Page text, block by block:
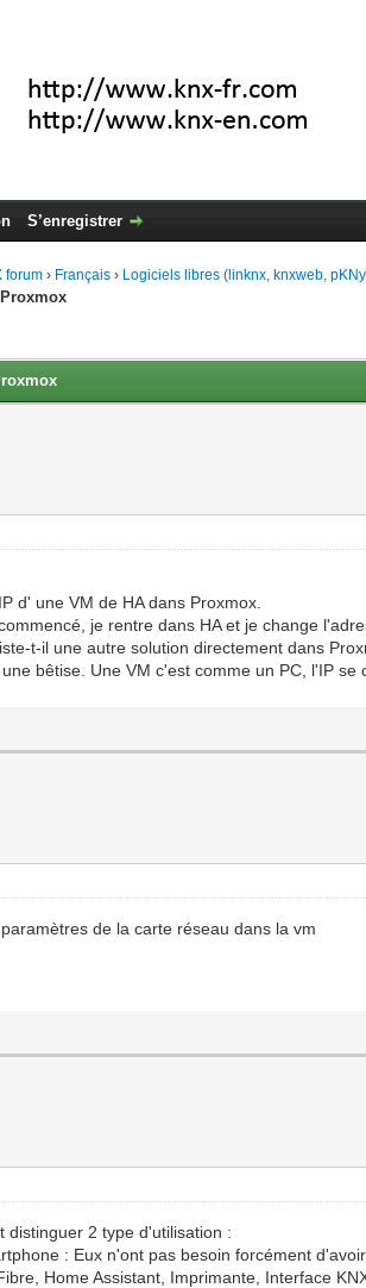
S’enregistrer
forum › Français › Logiciels libres (linknx, knxweb,
d' une VM de HA dans Proxmox.
je rentre dans HA et je change
t-il une autre solution directement dans
bêtise. Une VM c'est comme un PC, l'IP se
de la carte réseau dans la vm
distinguer 2 type d'utilisation :
: Eux n'ont pas besoin forcément
Home Assistant, Imprimante, Interface